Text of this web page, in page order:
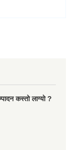
कस्तो लाग्यो ?